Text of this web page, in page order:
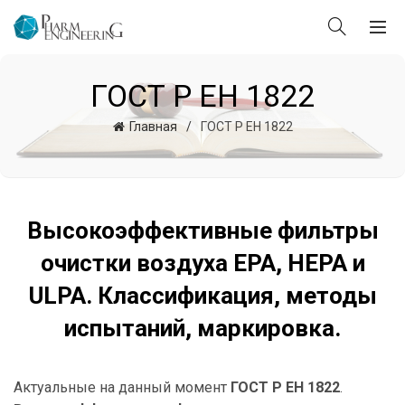
ГОСТ Р ЕН 1822
Главная ГОСТ Р ЕН 1822
Высокоэффективные фильтры
очистки воздуха EPA, HEPA и
ULPA. Классификация, методы
испытаний, маркировка.
Актуальные на данный момент ГОСТ Р ЕН 1822.